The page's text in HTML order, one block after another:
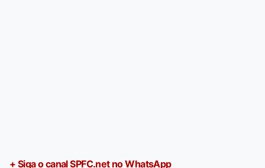
+ Siga o canal SPFC.net no WhatsApp